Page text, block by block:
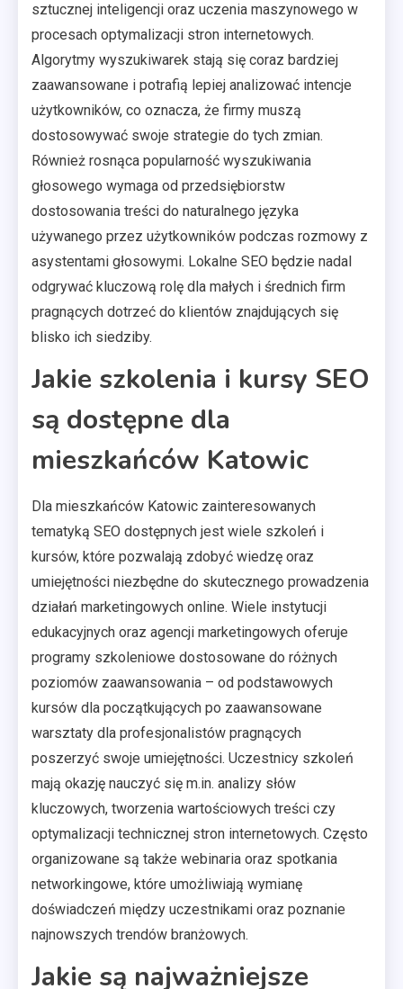
sztucznej inteligencji oraz uczenia maszynowego w
procesach optymalizacji stron internetowych.
Algorytmy wyszukiwarek stają się coraz bardziej
zaawansowane i potrafią lepiej analizować intencje
użytkowników, co oznacza, że firmy muszą
dostosowywać swoje strategie do tych zmian.
Również rosnąca popularność wyszukiwania
głosowego wymaga od przedsiębiorstw
dostosowania treści do naturalnego języka
używanego przez użytkowników podczas rozmowy z
asystentami głosowymi. Lokalne SEO będzie nadal
odgrywać kluczową rolę dla małych i średnich firm
pragnących dotrzeć do klientów znajdujących się
blisko ich siedziby.
Jakie szkolenia i kursy SEO
są dostępne dla
mieszkańców Katowic
Dla mieszkańców Katowic zainteresowanych
tematyką SEO dostępnych jest wiele szkoleń i
kursów, które pozwalają zdobyć wiedzę oraz
umiejętności niezbędne do skutecznego prowadzenia
działań marketingowych online. Wiele instytucji
edukacyjnych oraz agencji marketingowych oferuje
programy szkoleniowe dostosowane do różnych
poziomów zaawansowania – od podstawowych
kursów dla początkujących po zaawansowane
warsztaty dla profesjonalistów pragnących
poszerzyć swoje umiejętności. Uczestnicy szkoleń
mają okazję nauczyć się m.in. analizy słów
kluczowych, tworzenia wartościowych treści czy
optymalizacji technicznej stron internetowych. Często
organizowane są także webinaria oraz spotkania
networkingowe, które umożliwiają wymianę
doświadczeń między uczestnikami oraz poznanie
najnowszych trendów branżowych.
Jakie są najważniejsze